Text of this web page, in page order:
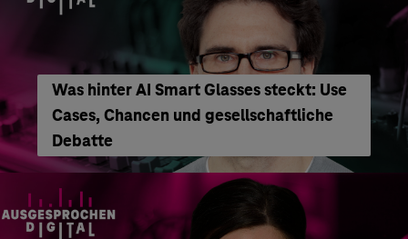
Was hinter AI Smart Glasses steckt: Use
Cases, Chancen und gesellschaftliche
Debatte